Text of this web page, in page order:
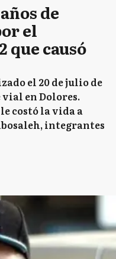
de
el
que causó
el 20 de julio de
en Dolores.
costó la vida a
integrantes